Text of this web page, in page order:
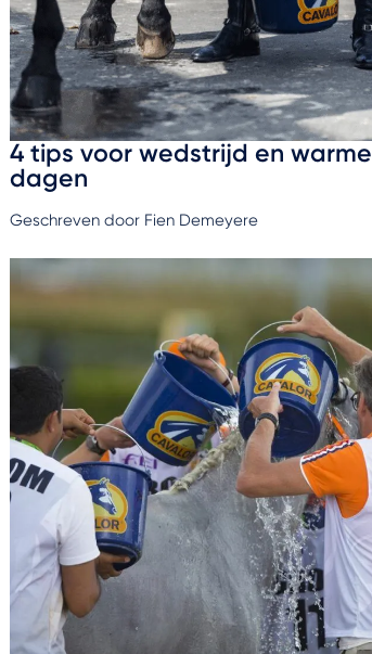
4 tips voor wedstrijd en warme
dagen
Geschreven door Fien Demeyere